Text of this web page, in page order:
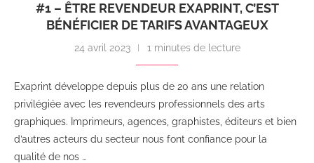
#1 – ÊTRE REVENDEUR EXAPRINT, C’EST
BÉNÉFICIER DE TARIFS AVANTAGEUX
24 avril 2023 1 minutes de lecture
Exaprint développe depuis plus de 20 ans une relation
privilégiée avec les revendeurs professionnels des arts
graphiques. Imprimeurs, agences, graphistes, éditeurs et bien
d’autres acteurs du secteur nous font confiance pour la
qualité de nos …